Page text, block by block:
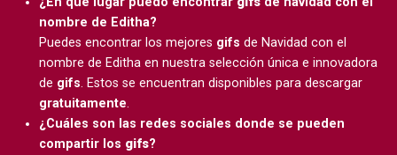
nombre de Editha?
Puedes encontrar los mejores gifs de Navidad con el
nombre de Editha en nuestra selección única e innovadora
de gifs. Estos se encuentran disponibles para descargar
gratuitamente.
¿Cuáles son las redes sociales donde se pueden
compartir los gifs?